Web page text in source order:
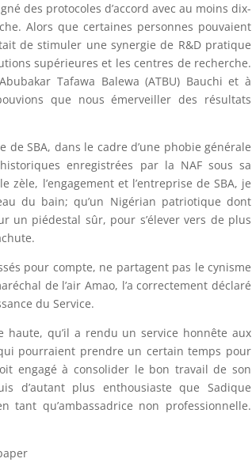
des protocoles d’accord avec au moins dix-
Alors que certaines personnes pouvaient
de stimuler une synergie de R&D pratique
supérieures et les centres de recherche.
Tafawa Balewa (ATBU) Bauchi et à
que nous émerveiller des résultats
SBA, dans le cadre d’une phobie générale
enregistrées par la NAF sous sa
l’engagement et l’entreprise de SBA, je
du bain; qu’un Nigérian patriotique dont
un piédestal sûr, pour s’élever vers de plus
pour compte, ne partagent pas le cynisme
de l’air Amao, l’a correctement déclaré
du Service.
haute, qu’il a rendu un service honnête aux
pourraient prendre un certain temps pour
engagé à consolider le bon travail de son
d’autant plus enthousiaste que Sadique
qu’ambassadrice non professionnelle.